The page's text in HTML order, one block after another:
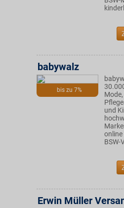
bis zu 7%
babywalz
und
online
BSW-
Erwin Müller